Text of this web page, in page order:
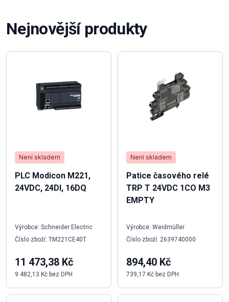
Nejnovější produkty
Není skladem
PLC Modicon M221,
24VDC, 24DI, 16DQ
Výrobce: Schneider Electric
Číslo zboží: TM221CE40T
11 473,38 Kč
9 482,13 Kč bez DPH
Není skladem
Patice časového relé
TRP T 24VDC 1CO M3
EMPTY
Výrobce: Weidmüller
Číslo zboží: 2639740000
894,40 Kč
739,17 Kč bez DPH